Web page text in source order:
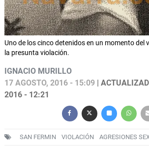
Uno de los cinco detenidos en un momento del
la presunta violación.
IGNACIO MURILLO
17 AGOSTO, 2016 - 15:09 |
2016 - 12:21
SAN FERMIN VIOLACIÓN AGRESIONES